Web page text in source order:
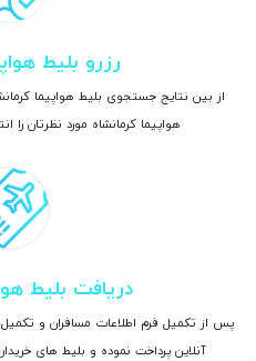
رزرو بلیط
از بین نتایج جستجوی بلیط هواپیما
هواپیما کرمانشاه مورد نظرتان را
دریافت بلیط
پس از تکمیل فرم اطلاعات مسافران و تکمیل
آنلاین پرداخت نموده و بلیط های